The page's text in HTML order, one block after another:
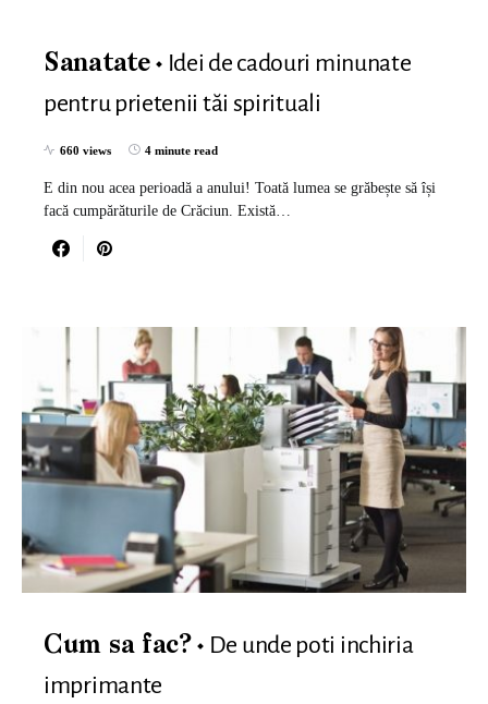
Sanatate
Idei de cadouri minunate
pentru prietenii tăi spirituali
660 views 4 minute read
E din nou acea perioadă a anului! Toată lumea se grăbește să își
facă cumpărăturile de Crăciun. Există…
Cum sa fac?
De unde poti inchiria
imprimante